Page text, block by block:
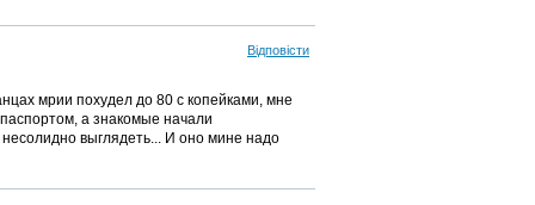
Відповісти
мрии похудел до 80 с копейками, мне
а знакомые начали
выглядеть... И оно мине надо